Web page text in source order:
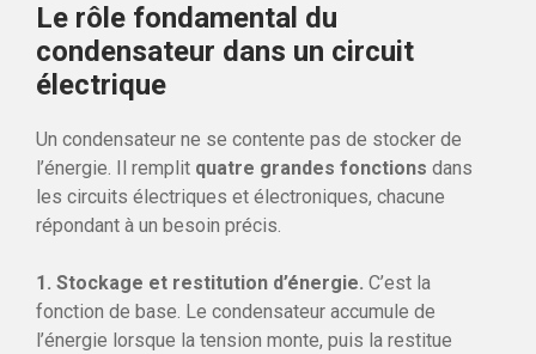
Le rôle fondamental du
condensateur dans un circuit
électrique
Un condensateur ne se contente pas de stocker de
l’énergie. Il remplit quatre grandes fonctions dans
les circuits électriques et électroniques, chacune
répondant à un besoin précis.
1. Stockage et restitution d’énergie. C’est la
fonction de base. Le condensateur accumule de
l’énergie lorsque la tension monte, puis la restitue